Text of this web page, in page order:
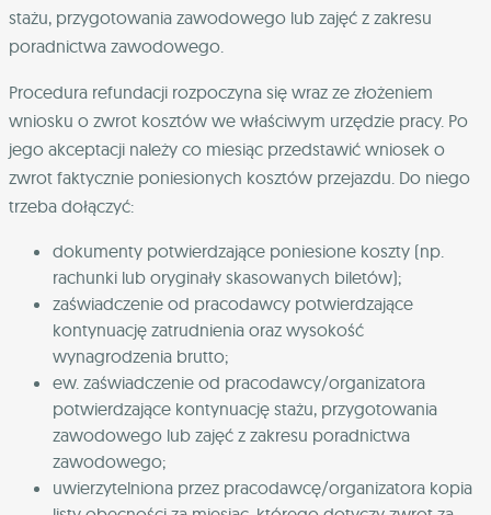
stażu, przygotowania zawodowego lub zajęć z zakresu
poradnictwa zawodowego.
Procedura refundacji rozpoczyna się wraz ze złożeniem
wniosku o zwrot kosztów we właściwym urzędzie pracy. Po
jego akceptacji należy co miesiąc przedstawić wniosek o
zwrot faktycznie poniesionych kosztów przejazdu. Do niego
trzeba dołączyć:
dokumenty potwierdzające poniesione koszty (np.
rachunki lub oryginały skasowanych biletów);
zaświadczenie od pracodawcy potwierdzające
kontynuację zatrudnienia oraz wysokość
wynagrodzenia brutto;
ew. zaświadczenie od pracodawcy/organizatora
potwierdzające kontynuację stażu, przygotowania
zawodowego lub zajęć z zakresu poradnictwa
zawodowego;
uwierzytelniona przez pracodawcę/organizatora kopia